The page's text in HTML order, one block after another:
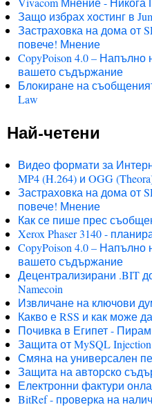
Защо избрах хостинг в
Застраховка на дома от
повече! Мнение
CopyPoison 4.0 –
вашето съдържание
Блокиране на
Law
Най-четени
Видео формати за
MP4 (H.264) и OGG
Застраховка на дома от
повече! Мнение
Как се пише прес
Xerox Phaser 3140 -
CopyPoison 4.0 –
вашето съдържание
Децентрализирани .BIT
Namecoin
Извличане на ключови
Какво е RSS и как може
Почивка в Египет -
Защита от MySQL
Смяна на универсален
Защита на авторско
Електронни фактури
BitRef - проверка на